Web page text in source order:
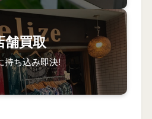
舗買取
持ち込み即決!